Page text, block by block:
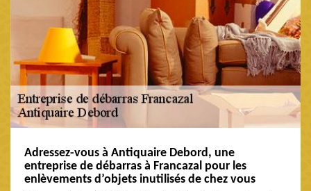
Adressez-vous à Antiquaire Debord, une
entreprise de débarras à Francazal pour les
enlèvements d’objets inutilisés de chez vous